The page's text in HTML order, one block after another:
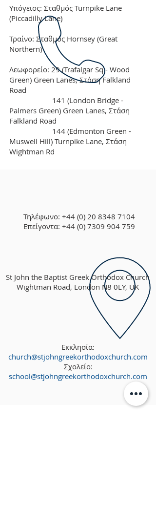
Υπόγειος: Σταθμός Turnpike Lane
(Piccadilly Lane)
Τραίνο: Σταθμός Hornsey (Great
Northern)
Λεωφορείο: 29 (Trafalgar Sq - Wood
Green) Green Lanes, Στάση Falkland
Road
141 (London Bridge -
Palmers Green) Green Lanes, Στάση
Falkland Road
144 (Edmonton Green -
Muswell Hill) Turnpike Lane, Στάση
Wightman Rd
Τηλέφωνο: +44 (0) 20 8348 7104
Επείγοντα: +44 (0) 7309 904 759
St John the Baptist Greek Orthodox Church
Wightman Road, London N8 0LY, UK
Εκκλησία:
church@stjohngreekorthodoxchurch.com
Σχολείο:
school@stjohngreekorthodoxchurch.com